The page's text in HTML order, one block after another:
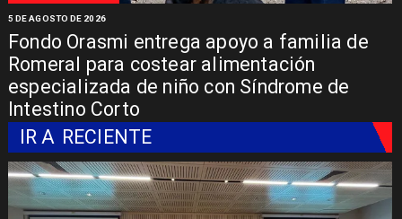
Fondo Orasmi entrega apoyo a familia de
Romeral para costear alimentación
especializada de niño con Síndrome de
Intestino Corto
5 DE AGOSTO DE 2026
IR A RECIENTE